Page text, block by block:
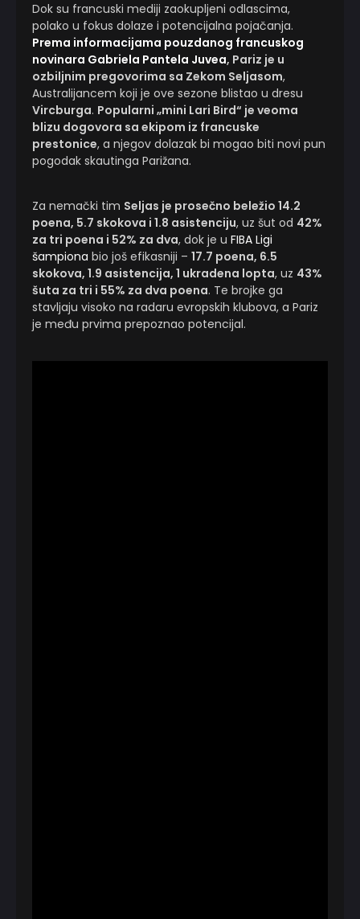
Dok su francuski mediji zaokupljeni odlascima,
polako u fokus dolaze i potencijalna pojačanja.
Prema informacijama pouzdanog francuskog
novinara Gabriela Pantela Juvea, Pariz je u
ozbiljnim pregovorima sa Zekom Seljasom,
Australijancem koji je ove sezone blistao u dresu
Vircburga. Popularni „mini Lari Bird“ je veoma
blizu dogovora sa ekipom iz francuske
prestonice, a njegov dolazak bi mogao biti novi pun
pogodak skautinga Parižana.
Za nemački tim Seljas je prosečno beležio 14.2
poena, 5.7 skokova i 1.8 asistenciju, uz šut od 42%
za tri poena i 52% za dva, dok je u FIBA Ligi
šampiona bio još efikasniji – 17.7 poena, 6.5
skokova, 1.9 asistencija, 1 ukradena lopta, uz 43%
šuta za tri i 55% za dva poena. Te brojke ga
stavljaju visoko na radaru evropskih klubova, a Pariz
je među prvima prepoznao potencijal.